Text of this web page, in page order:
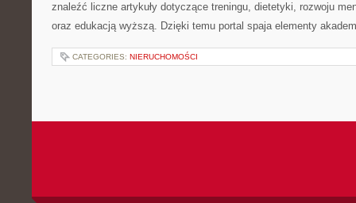
znaleźć liczne artykuły dotyczące treningu, dietetyki, rozwoju
oraz edukacją wyższą. Dzięki temu portal spaja elementy
CATEGORIES: NIERUCHOMOŚCI